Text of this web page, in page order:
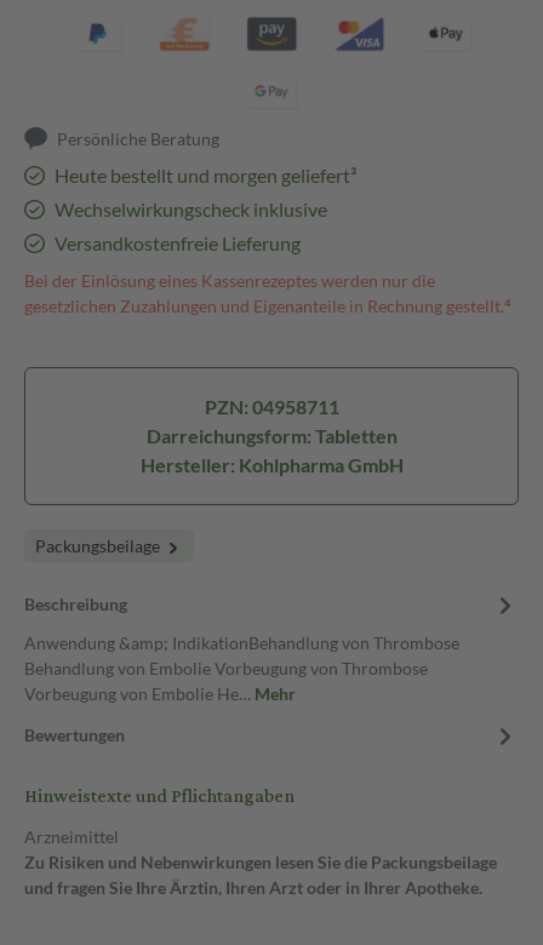
Persönliche Beratung
Heute bestellt und morgen geliefert³
Wechselwirkungscheck inklusive
Versandkostenfreie Lieferung
Bei der Einlösung eines Kassenrezeptes werden nur die
gesetzlichen Zuzahlungen und Eigenanteile in Rechnung gestellt.⁴
PZN: 04958711
Darreichungsform: Tabletten
Hersteller: Kohlpharma GmbH
Packungsbeilage
Beschreibung
Anwendung &amp; IndikationBehandlung von Thrombose
Behandlung von Embolie Vorbeugung von Thrombose
Vorbeugung von Embolie He… Mehr
Bewertungen
Hinweistexte und Pflichtangaben
Arzneimittel
Zu Risiken und Nebenwirkungen lesen Sie die Packungsbeilage
und fragen Sie Ihre Ärztin, Ihren Arzt oder in Ihrer Apotheke.